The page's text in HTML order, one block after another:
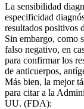
La sensibilidad
especificidad
resultados positivos
Sin embargo, como
falso negativo, en
para confirmar los
de anticuerpos,
Más bien, la mejor
para citar a la
UU. (FDA):